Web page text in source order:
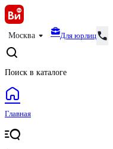
Москва Для юрлиц
Поиск в каталоге
Главная